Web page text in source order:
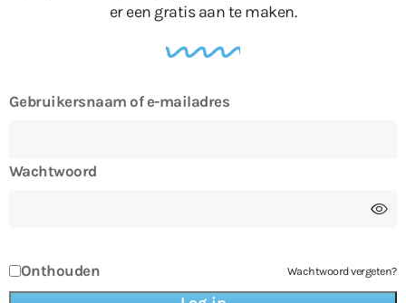
er een gratis aan te maken.
Gebruikersnaam of e-mailadres
Wachtwoord
Onthouden Wachtwoord vergeten?